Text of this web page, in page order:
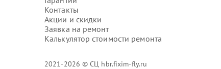
Контакты
Акции и скидки
Заявка на ремонт
Калькулятор стоимости ремонта
2021-2026 © СЦ hbr.fixim-fly.ru